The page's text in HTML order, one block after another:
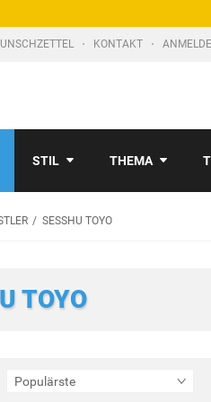
KONTAKT
STIL THEMA
SESSHU TOYO
TOYO
Populärste
Sortieren
nach